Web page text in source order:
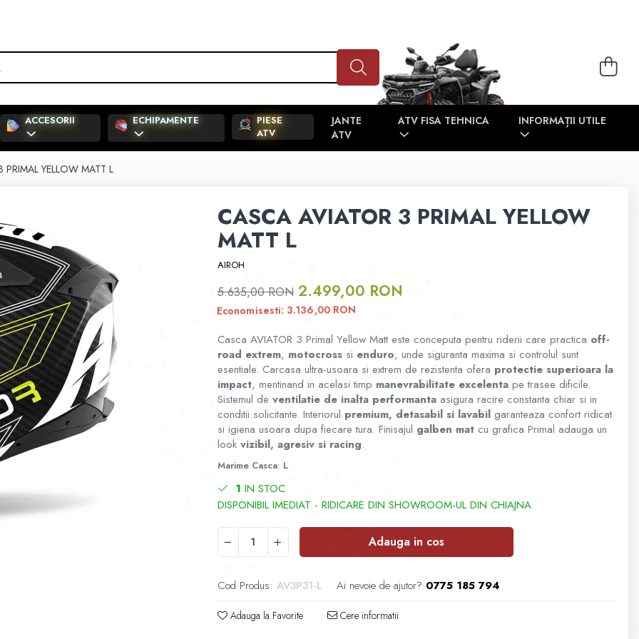
ACCESORII ECHIPAMENTE
PIESE
ATV
JANTE
ATV
ATV FISA TEHNICA INFORMAȚII UTILE
PRIMAL YELLOW MATT L
CASCA AVIATOR 3 PRIMAL YELLOW
MATT L
AIROH
5.635,00 RON 2.499,00 RON
Economisesti: 3.136,00RON
Casca AVIATOR 3 Primal Yellow Matt este conceputa pentru riderii care practica off-
road extrem, motocrosssi enduro, unde siguranta maxima si controlul sunt
esentiale. Carcasa ultra-usoara si extrem de rezistenta ofera protectie superioara la
impact, mentinand in acelasi timp manevrabilitate excelentape trasee dificile.
Sistemul de ventilatie de inalta performantaasigura racire constanta chiar si in
conditii solicitante. Interiorul premium, detasabil si lavabilgaranteaza confort ridicat
si igiena usoara dupa fiecare tura. Finisajul galben matcu grafica Primal adauga un
look vizibil, agresiv si racing.
Marime Casca: L
1 IN STOC
Adauga in cos
Cod Produs: AV3P31-L Ai nevoie de ajutor? 0775 185 794
Adauga la Favorite Cere informatii